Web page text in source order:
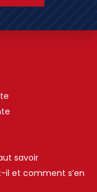
savoir
il et comment s’en